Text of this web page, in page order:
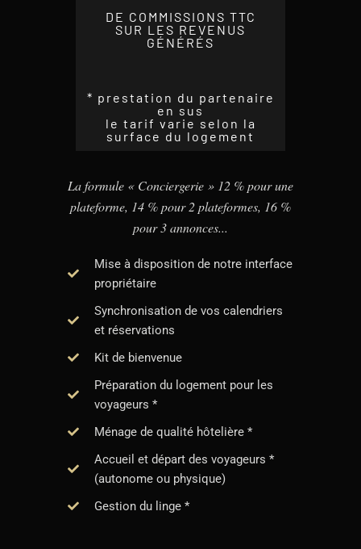
DE COMMISSIONS TTC
SUR LES REVENUS
GÉNÉRÉS
* prestation du partenaire
en sus
le tarif varie selon la
surface du logement
La formule « Conciergerie » 12 % pour une
plateforme, 14 % pour 2 plateformes, 16 %
pour 3 annonces...
Mise à disposition de notre interface
propriétaire
Synchronisation de vos calendriers
et réservations
Kit de bienvenue
Préparation du logement pour les
voyageurs *
Ménage de qualité hôtelière *
Accueil et départ des voyageurs *
(autonome ou physique)
Gestion du linge *